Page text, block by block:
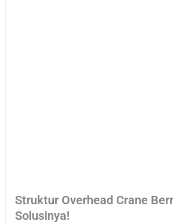
Struktur Overhead Crane
Solusinya!